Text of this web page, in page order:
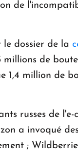
de
dossier de la
de
1,4 million de
russes de
a invoqué
;